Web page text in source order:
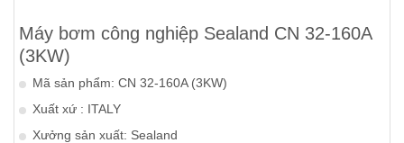
Máy bơm công nghiệp Sealand CN 32-160A
(3KW)
Mã sản phẩm: CN 32-160A (3KW)
Xuất xứ : ITALY
Xưởng sản xuất: Sealand